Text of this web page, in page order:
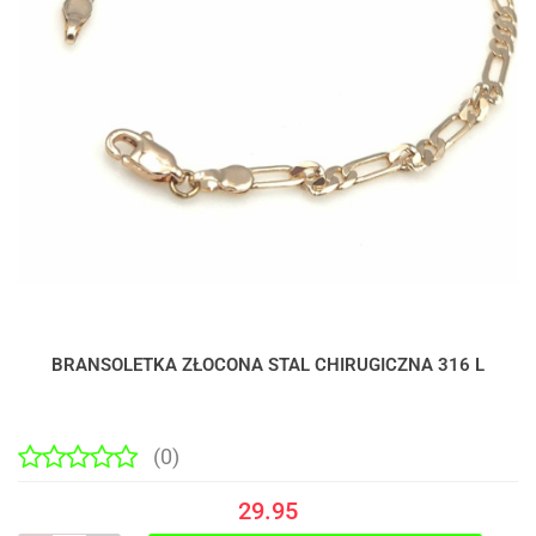
BRANSOLETKA ZŁOCONA STAL CHIRUGICZNA 316 L
(0)
29.95